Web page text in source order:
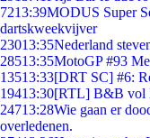
7213:39MODUS Super
dartskweekvijver
23013:35Nederland
28513:35MotoGP #93
13513:33[DRT SC] #6:
19413:30[RTL] B&B vol
24713:28Wie gaan er
overledenen.